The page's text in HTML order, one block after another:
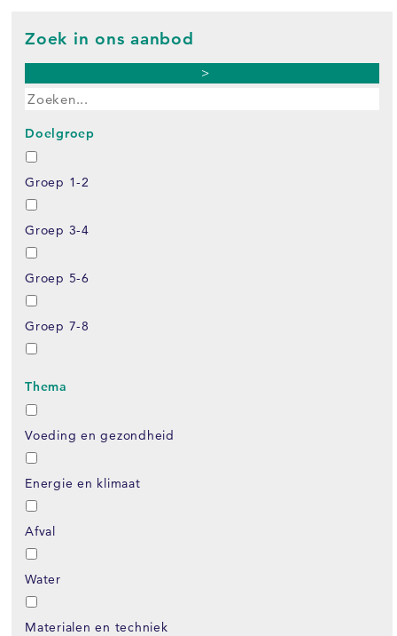
Zoek in ons aanbod
>
Doelgroep
Groep 1-2
Groep 3-4
Groep 5-6
Groep 7-8
Thema
Voeding en gezondheid
Energie en klimaat
Afval
Water
Materialen en techniek